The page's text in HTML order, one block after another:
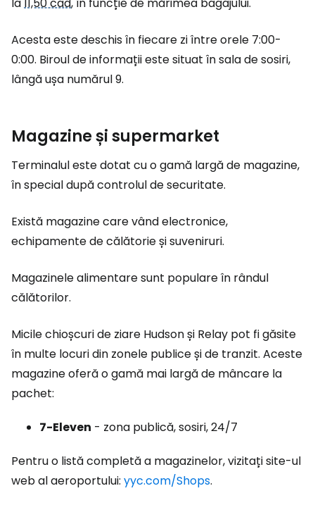
Acesta este deschis în fiecare zi între orele 7:00-
0:00. Biroul de informații este situat în sala de sosiri,
lângă ușa numărul 9.
Magazine și supermarket
Terminalul este dotat cu o gamă largă de magazine,
în special după controlul de securitate.
Există magazine care vând electronice,
echipamente de călătorie și suveniruri.
Magazinele alimentare sunt populare în rândul
călătorilor.
Micile chioșcuri de ziare Hudson și Relay pot fi găsite
în multe locuri din zonele publice și de tranzit. Aceste
magazine oferă o gamă mai largă de mâncare la
pachet:
7-Eleven - zona publică, sosiri, 24/7
Pentru o listă completă a magazinelor, vizitați site-ul
web al aeroportului: yyc.com/Shops.